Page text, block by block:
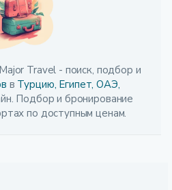
Travel - поиск, подбор и
в Турцию, Египет, ОАЭ,
Подбор и бронирование
по доступным ценам.